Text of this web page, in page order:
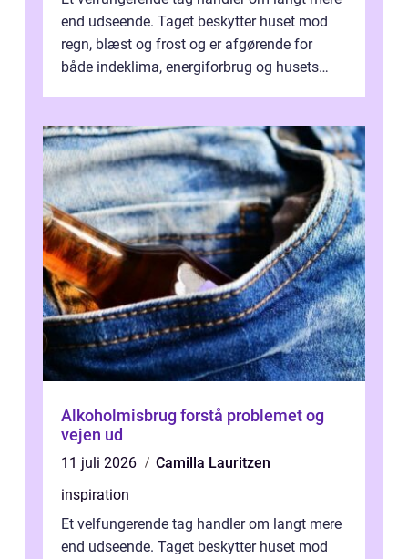
end udseende. Taget beskytter huset mod
regn, blæst og frost og er afgørende for
både indeklima, energiforbrug og husets
Alkoholmisbrug forstå problemet og
vejen ud
11 juli 2026
Camilla Lauritzen
inspiration
Et velfungerende tag handler om langt mere
end udseende. Taget beskytter huset mod